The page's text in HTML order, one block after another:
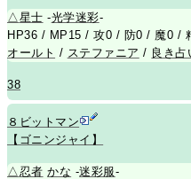
△星士 -光学迷彩-
HP36 / MP15 / 攻0 / 防0 / 魔0 /
オールト / ステファニア / 良き占
38
８ビットマン
【ゴニンジャイ】
△ 忍者 かな -迷彩服-